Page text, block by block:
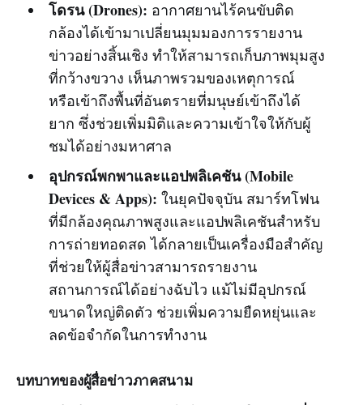
โดรน (Drones): อากาศยานไร้คนขับติด
กล้องได้เข้ามาเปลี่ยนมุมมองการรายงาน
ข่าวอย่างสิ้นเชิง ทำให้สามารถเก็บภาพมุมสูง
ที่กว้างขวาง เห็นภาพรวมของเหตุการณ์
หรือเข้าถึงพื้นที่อันตรายที่มนุษย์เข้าถึงได้
ยาก ซึ่งช่วยเพิ่มมิติและความเข้าใจให้กับผู้
ชมได้อย่างมหาศาล
อุปกรณ์พกพาและแอปพลิเคชัน (Mobile
Devices & Apps): ในยุคปัจจุบัน สมาร์ทโฟน
ที่มีกล้องคุณภาพสูงและแอปพลิเคชันสำหรับ
การถ่ายทอดสด ได้กลายเป็นเครื่องมือสำคัญ
ที่ช่วยให้ผู้สื่อข่าวสามารถรายงาน
สถานการณ์ได้อย่างฉับไว แม้ไม่มีอุปกรณ์
ขนาดใหญ่ติดตัว ช่วยเพิ่มความยืดหยุ่นและ
ลดข้อจำกัดในการทำงาน
บทบาทของผู้สื่อข่าวภาคสนาม